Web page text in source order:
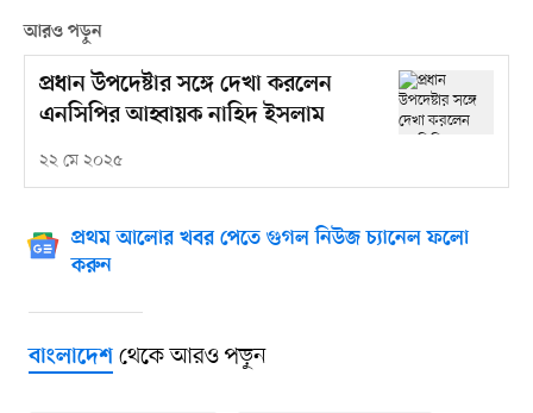
আরও পড়ুন
প্রধান উপদেষ্টার সঙ্গে দেখা করলেন
এনসিপির আহ্বায়ক নাহিদ ইসলাম
২২ মে ২০২৫
প্রথম আলোর খবর পেতে গুগল নিউজ চ্যানেল ফলো
করুন
বাংলাদেশথেকে আরও পড়ুন